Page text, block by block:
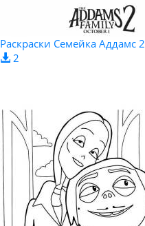
Раскраски Семейка Аддамс 2
2